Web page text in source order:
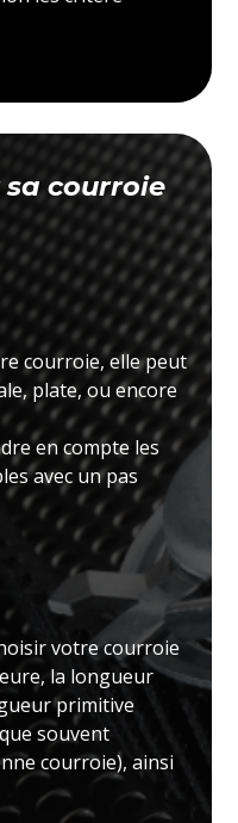
courroie
courroie, elle peut
plate, ou encore
en compte les
avec un pas
votre courroie
la longueur
primitive
souvent
courroie), ainsi